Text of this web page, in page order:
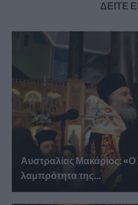
ΔΕΙΤΕ
Αυστραλίας Μακάριος: «Ο
λαμπρότητα της...